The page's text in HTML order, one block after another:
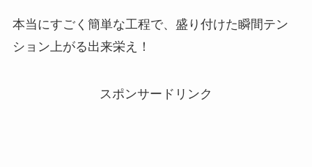
本当にすごく簡単な工程で、盛り付けた瞬間テン
ション上がる出来栄え！
スポンサードリンク